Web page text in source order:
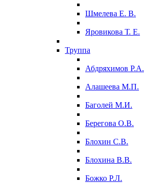
Шмелева Е. В.
Яровикова Т. Е.
Труппа
Абдряхимов Р.А.
Алашеева М.П.
Баголей М.И.
Берегова О.В.
Блохин С.В.
Блохина В.В.
Божко Р.Л.